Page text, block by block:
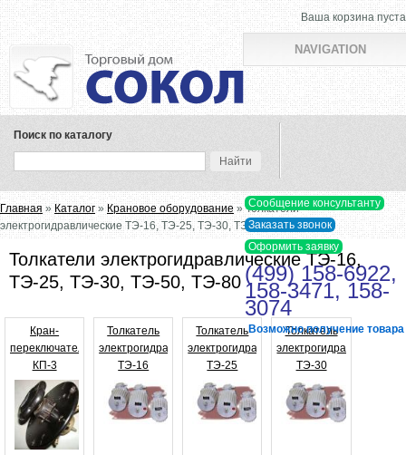
Ваша корзина пуста
NAVIGATION
Поиск по каталогу
(499) 158-6922,
158-3471, 158-
3074
Возможно получение товара
Вы здесь
Главная » Каталог»Крановое оборудование » Толкатели
электрогидравлические ТЭ-16, ТЭ-25, ТЭ-30, ТЭ-50, ТЭ-80
Толкатели электрогидравлические ТЭ-16,
ТЭ-25, ТЭ-30, ТЭ-50, ТЭ-80
Кран-
переключатель
КП-3
Толкатель
электрогидравлический
ТЭ-16
Толкатель
электрогидравлический
ТЭ-25
Толкатель
электрогидравлический
ТЭ-30